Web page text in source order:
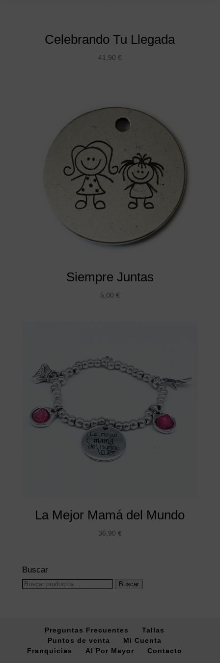
Celebrando Tu Llegada
41,90 €
Siempre Juntas
5,00 €
La Mejor Mamá del Mundo
36,90 €
Buscar
Buscar
Buscar
Preguntas Frecuentes
Tallas
Puntos de venta
Mi Cuenta
Franquicias
Al Por Mayor Contacto